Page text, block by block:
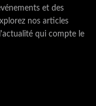
et des
nos articles
qui compte le